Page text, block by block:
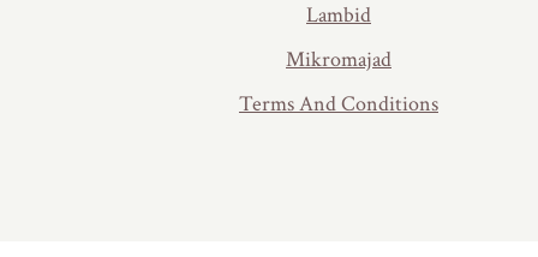
Lambid
Mikromajad
Terms And Conditions